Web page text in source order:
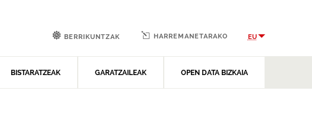
BISTARATZEAK GARATZAILEAK OPEN DATA BIZKAIA
BERRIKUNTZAK HARREMANETARAKO EU